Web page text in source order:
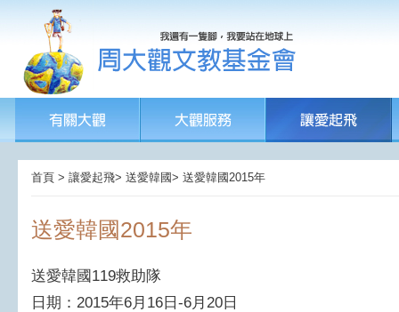
首頁 > 讓愛起飛> 送愛韓國> 送愛韓國2015年
送愛韓國2015年
送愛韓國119救助隊
日期：2015年6月16日-6月20日